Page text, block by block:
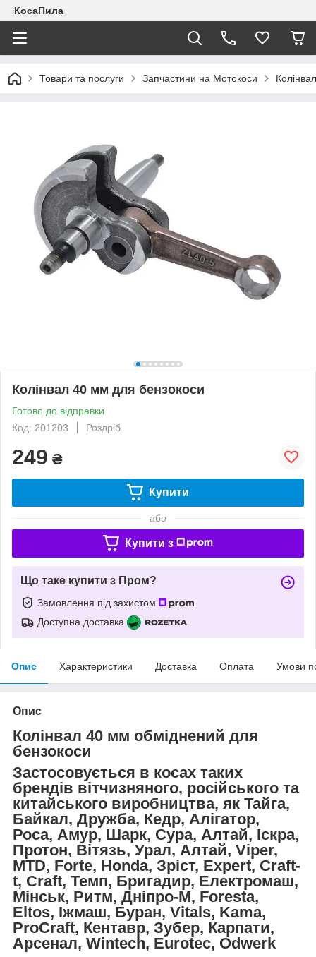
КосаПила
Товари та послуги Запчастини на Мотокоси
Колінвал 40 мм для бензокоси
Готово до відправки
Код: 201203
Роздріб
249 ₴
Купити
або
Купити з
Що таке купити з Пром?
Замовлення під захистом
Доступна доставка
Опис Характеристики Доставка Оплата Умови
Опис
Колінвал 40 мм обміднений для
бензокоси
Застосовується в косах таких
брендів вітчизняного, російського та
китайського виробництва, як Тайга,
Байкал, Дружба, Кедр, Алігатор,
Роса, Амур, Шарк, Сура, Алтай, Іскра,
Протон, Вітязь, Урал, Алтай, Viper,
MTD, Forte, Honda, Зріст, Expert, Craft-
t, Craft, Темп, Бригадир, Електромаш,
Мінськ, Ритм, Дніпро-М, Foresta,
Eltos, Іжмаш, Буран, Vitals, Kama,
ProCraft, Кентавр, Зубер, Карпати,
Арсенал, Wintech, Eurotec, Odwerk